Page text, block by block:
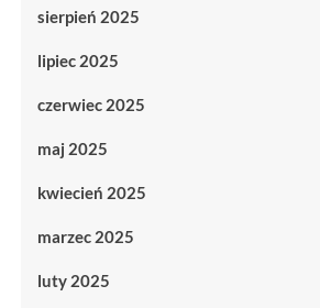
sierpień 2025
lipiec 2025
czerwiec 2025
maj 2025
kwiecień 2025
marzec 2025
luty 2025